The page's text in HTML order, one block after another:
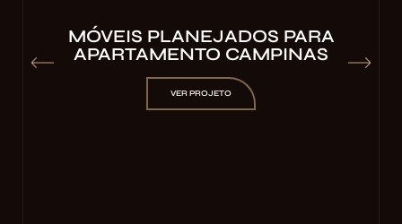
MÓVEIS PLANEJADOS PARA
APARTAMENTO CAMPINAS
VER PROJETO